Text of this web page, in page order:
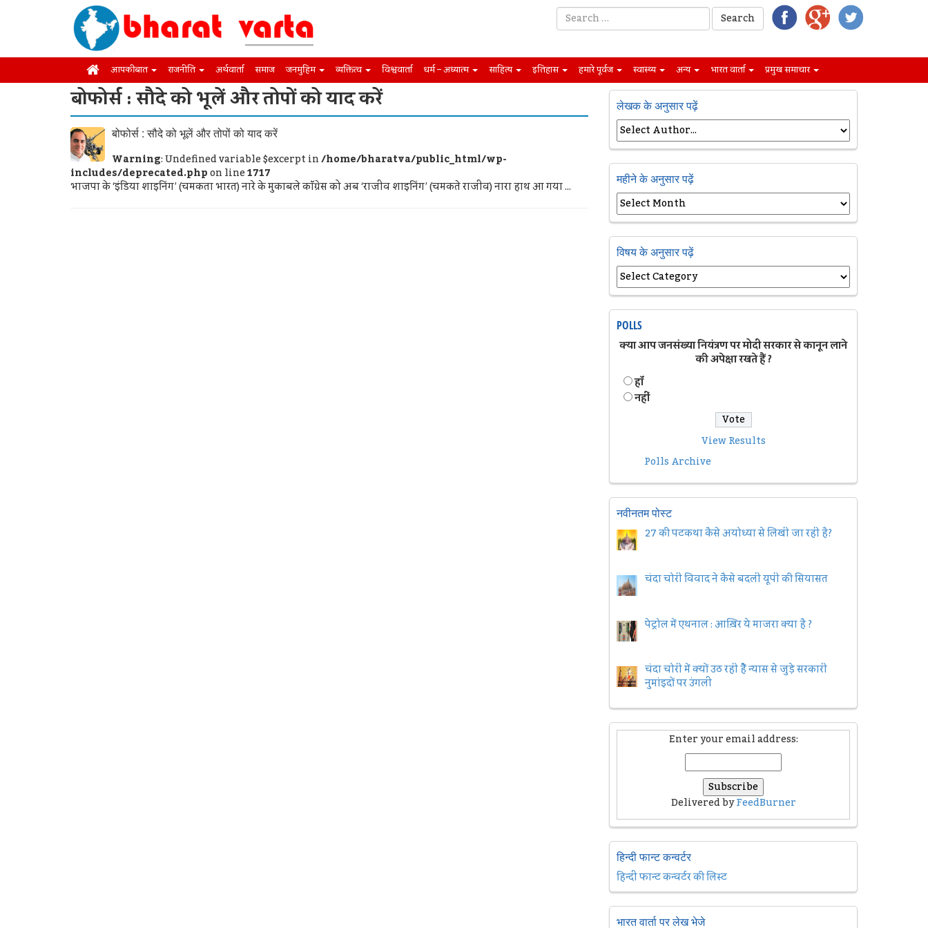
आपकी बात राजनीति अर्थवार्ता समाज जनमुहिम व्यक्तित्व विश्ववार्ता धर्म – अध्यात्म साहित्य इतिहास हमारे पूर्वज स्वास्थ्य अन्य भारत वार्ता प्रमुख समाचार
बोफोर्स : सौदे को भूलें और तोपों को याद करें
बोफोर्स : सौदे को भूलें और तोपों को याद करें
Warning: Undefined variable $excerpt in/home/bharatva/public_html/wp-
includes/deprecated.phpon line1717
भाजपा के ‘इंडिया शाइनिंग’ (चमकता भारत) नारे के मुकाबले कॉंग्रेस को अब ‘राजीव शाइनिंग’ (चमकते राजीव) नारा हाथ आ गया ...
लेखक के अनुसार पढ़ें
महीने के अनुसार पढ़ें
विषय के अनुसार पढ़ें
POLLS
क्या आप जनसंख्या नियंत्रण पर मोदी सरकार से कानून लाने
की अपेक्षा रखते हैं ?
हॉं
नहीं
View Results
Polls Archive
नवीनतम पोस्ट
27 की पटकथा कैसे अयोध्या से लिखी जा रही है?
चंदा चोरी विवाद ने कैसे बदली यूपी की सियासत
पेट्रोल में एथनाल : आख़िर ये माजरा क्या है ?
चंदा चोरी में क्यों उठ रही हैैं न्यास से जुड़े सरकारी
नुमांइदों पर उंगली
Enter your email address:
Delivered byFeedBurner
हिन्दी फान्ट कन्वर्टर
हिन्दी फान्ट कन्वर्टर की लिस्ट
भारत वार्ता पर लेख भेजे